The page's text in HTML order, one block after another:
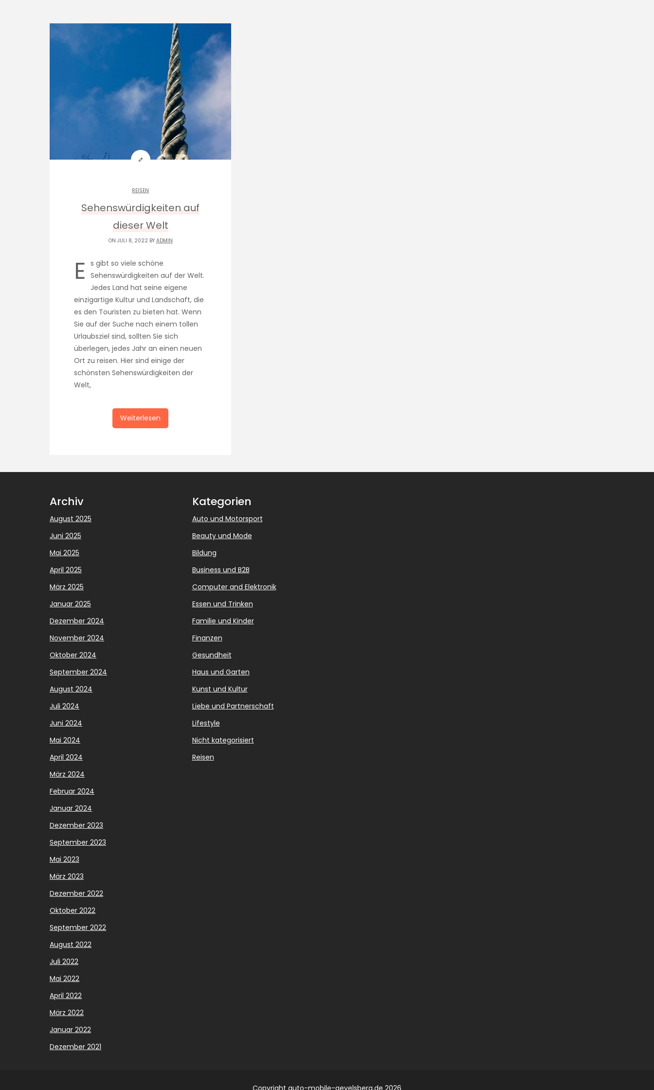
REISEN
Sehenswürdigkeiten auf
dieser Welt
ON JULI 8, 2022 BY ADMIN
E s gibt so viele schöne
Sehenswürdigkeiten auf der Welt.
Jedes Land hat seine eigene
einzigartige Kultur und Landschaft, die
es den Touristen zu bieten hat. Wenn
Sie auf der Suche nach einem tollen
Urlaubsziel sind, sollten Sie sich
überlegen, jedes Jahr an einen neuen
Ort zu reisen. Hier sind einige der
schönsten Sehenswürdigkeiten der
Welt,
Weiterlesen
Archiv
August 2025
Juni 2025
Mai 2025
April 2025
März 2025
Januar 2025
Dezember 2024
November 2024
Oktober 2024
September 2024
August 2024
Juli 2024
Juni 2024
Mai 2024
April 2024
März 2024
Februar 2024
Januar 2024
Dezember 2023
September 2023
Mai 2023
März 2023
Dezember 2022
Oktober 2022
September 2022
August 2022
Juli 2022
Mai 2022
April 2022
März 2022
Januar 2022
Dezember 2021
Kategorien
Auto und Motorsport
Beauty und Mode
Bildung
Business und B2B
Computer and Elektronik
Essen und Trinken
Familie und Kinder
Finanzen
Gesundheit
Haus und Garten
Kunst und Kultur
Liebe und Partnerschaft
Lifestyle
Nicht kategorisiert
Reisen